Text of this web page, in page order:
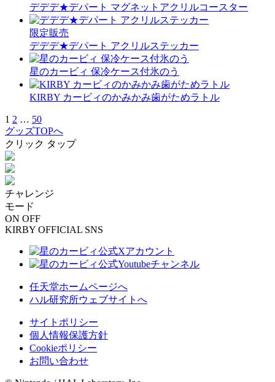
デデデ★デパート マグネットアクリルコースター
限定販売
デデデ★デパート アクリルステッカー
星のカービィ 保冷ケース付氷のう
KIRBY カービィのかみかみ歯がためラトル
1 2 … 50
グッズTOPへ
クリック タップ
チャレンジ
モード
ON OFF
KIRBY OFFICIAL SNS
任天堂ホームページへ
ハル研究所ウェブサイトへ
サイトポリシー
個人情報保護方針
Cookieポリシー
お問い合わせ